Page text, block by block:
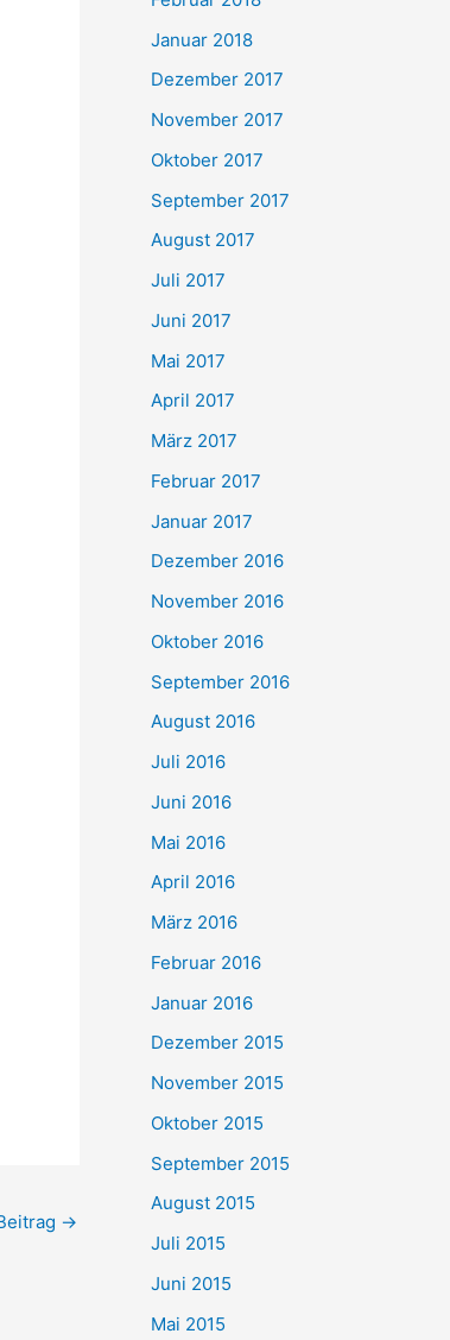
→
Januar 2018
Dezember 2017
November 2017
Oktober 2017
September 2017
August 2017
Juli 2017
Juni 2017
Mai 2017
April 2017
März 2017
Februar 2017
Januar 2017
Dezember 2016
November 2016
Oktober 2016
September 2016
August 2016
Juli 2016
Juni 2016
Mai 2016
April 2016
März 2016
Februar 2016
Januar 2016
Dezember 2015
November 2015
Oktober 2015
September 2015
August 2015
Juli 2015
Juni 2015
Mai 2015